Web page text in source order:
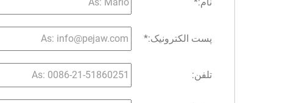
پست الکترونیک:*
تلفن: